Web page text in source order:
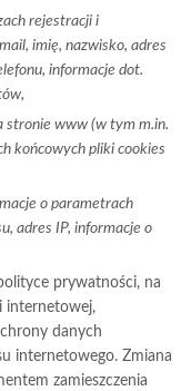
rejestracji i
imię, nazwisko, adres
informacje dot.
stronie www (w tym m.in.
końcowych pliki cookies
o parametrach
adres IP, informacje o
prywatności, na
internetowej,
danych
internetowego. Zmiana
zamieszczenia